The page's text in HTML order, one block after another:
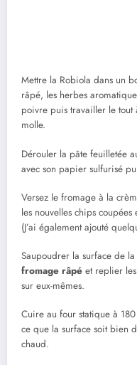
Mettre la Robiola dans un
râpé, les herbes
poivre puis travailler le
molle.
Dérouler la pâte feuilletée
avec son papier sulfurisé
Versez le fromage à la
les nouvelles chips
(J’ai également ajouté
Saupoudrer la surface de
fromage râpé et replier
sur eux-mêmes.
Cuire au four statique à
ce que la surface soit bien
chaud.